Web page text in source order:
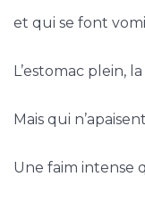
et qui se font
L’estomac plein,
Mais qui
Une faim intense